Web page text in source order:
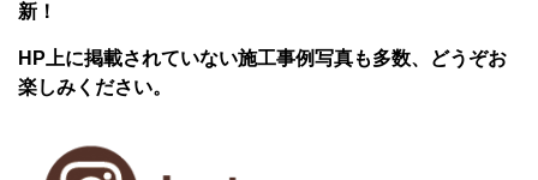
新！
HP上に掲載されていない施工事例写真も多数、どうぞお
楽しみください。